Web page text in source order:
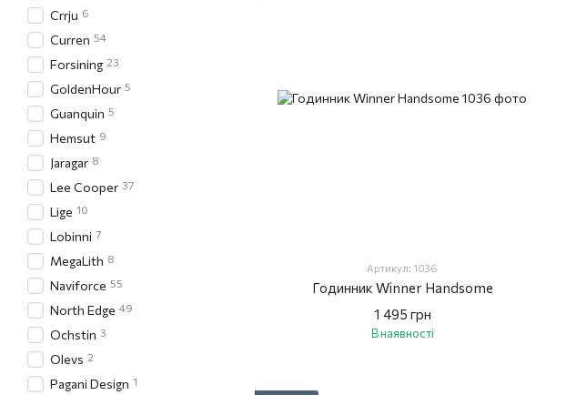
Артикул: 1036
Годинник Winner Handsome
1 495 грн
В наявності
Crrju 6
Curren 54
Forsining 23
GoldenHour 5
Guanquin 5
Hemsut 9
Jaragar 8
Lee Cooper 37
Lige 10
Lobinni 7
MegaLith 8
Naviforce 55
North Edge 49
Ochstin 3
Olevs 2
Pagani Design 1